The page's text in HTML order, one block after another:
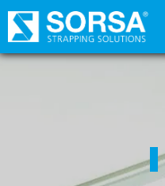
contenido